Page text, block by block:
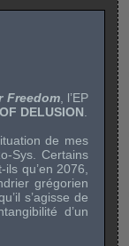
Freedom, l’EP
DELUSION
de mes
Sys. Certains
qu’en 2076,
grégorien
s’agisse de
d’un